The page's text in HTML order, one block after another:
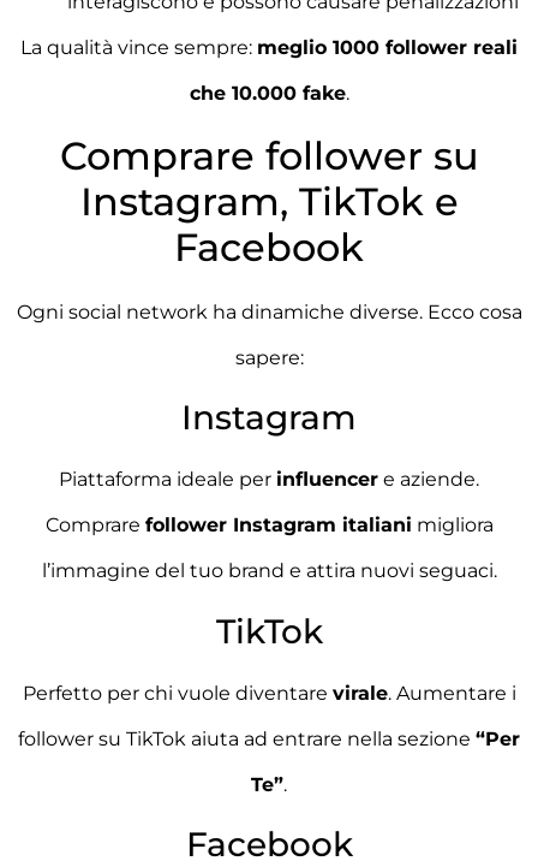
La qualità vince sempre: meglio 1000 follower reali
che 10.000 fake.
Comprare follower su
Instagram, TikTok e
Facebook
Ogni social network ha dinamiche diverse. Ecco cosa
sapere:
Instagram
Piattaforma ideale per influencer e aziende.
Comprare follower Instagram italiani migliora
l’immagine del tuo brand e attira nuovi seguaci.
TikTok
Perfetto per chi vuole diventare virale. Aumentare i
follower su TikTok aiuta ad entrare nella sezione “Per
Te”.
Facebook